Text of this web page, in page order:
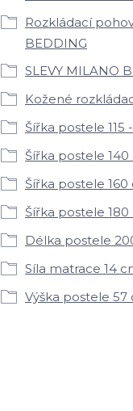
Rozkládací
BEDDING
SLEVY MILANO
Kožené
Šířka postele 115
Šířka postele 140
Šířka postele 160
Šířka postele 180
Délka postele
Síla matrace 14
Výška postele 57